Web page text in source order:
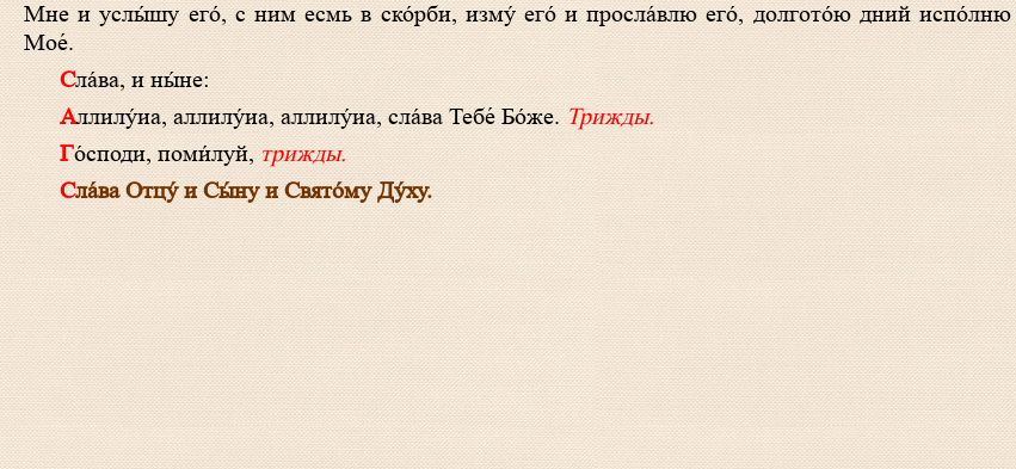
Мне и услы́шу eго́, с ним есмь в ско́рби, изму́ eго́ и просла́влю eго́, долгото́ю дний
Мое́.
Сла́ва, и ны́не:
Аллилу́иа, аллилу́иа, аллилу́иа, сла́ва Тебе́ Бо́же.Трижды.
Го́споди, поми́луй,трижды.
Сла́ва Отцу́ и Сы́ну и Свято́му Ду́ху.